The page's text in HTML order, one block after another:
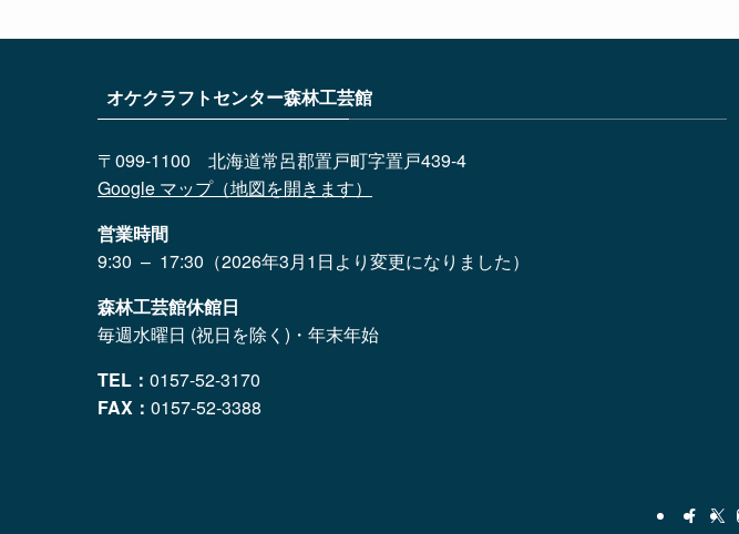
オケクラフトセンター森林工芸館
〒099-1100 北海道常呂郡置戸町字置戸439-4
Google マップ（地図を開きます）
営業時間
9:30 – 17:30（2026年3月1日より変更になりました）
森林工芸館休館日
毎週水曜日 (祝日を除く)・年末年始
TEL： 0157-52-3170
FAX： 0157-52-3388